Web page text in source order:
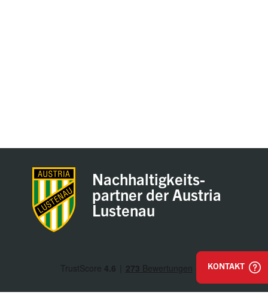
Nachhaltigkeits-
partner der Austria
Lustenau
KONTAKT